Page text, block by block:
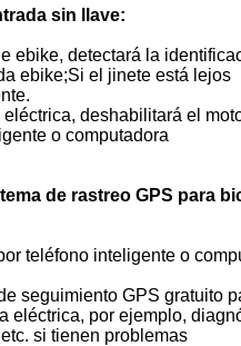
sin llave:
ebike, detectará la
ebike;Si el jinete está lejos
deshabilitará el
o computadora
de rastreo GPS para
teléfono inteligente o
seguimiento GPS gratuito
eléctrica, por ejemplo,
si tienen problemas